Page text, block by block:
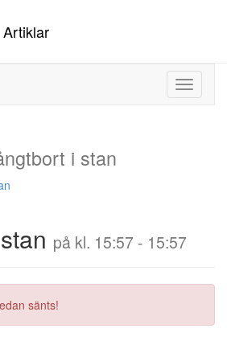
Artiklar
Toggle
i stan
på kl. 15:57 - 15:57
sänts!